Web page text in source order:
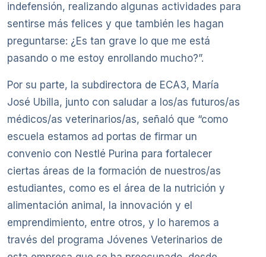
indefensión, realizando algunas actividades para
sentirse más felices y que también les hagan
preguntarse: ¿Es tan grave lo que me está
pasando o me estoy enrollando mucho?”.
Por su parte, la subdirectora de ECA3, María
José Ubilla, junto con saludar a los/as futuros/as
médicos/as veterinarios/as, señaló que “como
escuela estamos ad portas de firmar un
convenio con Nestlé Purina para fortalecer
ciertas áreas de la formación de nuestros/as
estudiantes, como es el área de la nutrición y
alimentación animal, la innovación y el
emprendimiento, entre otros, y lo haremos a
través del programa Jóvenes Veterinarios de